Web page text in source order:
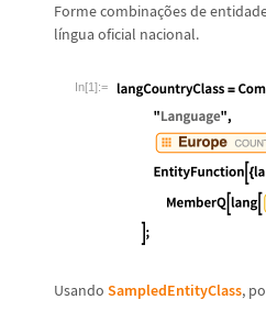
Forme combinações de
língua oficial nacional.
In[1]:=
Usando SampledEntityClass,